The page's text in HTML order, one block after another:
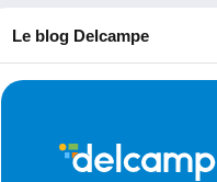
Le blog Delcampe